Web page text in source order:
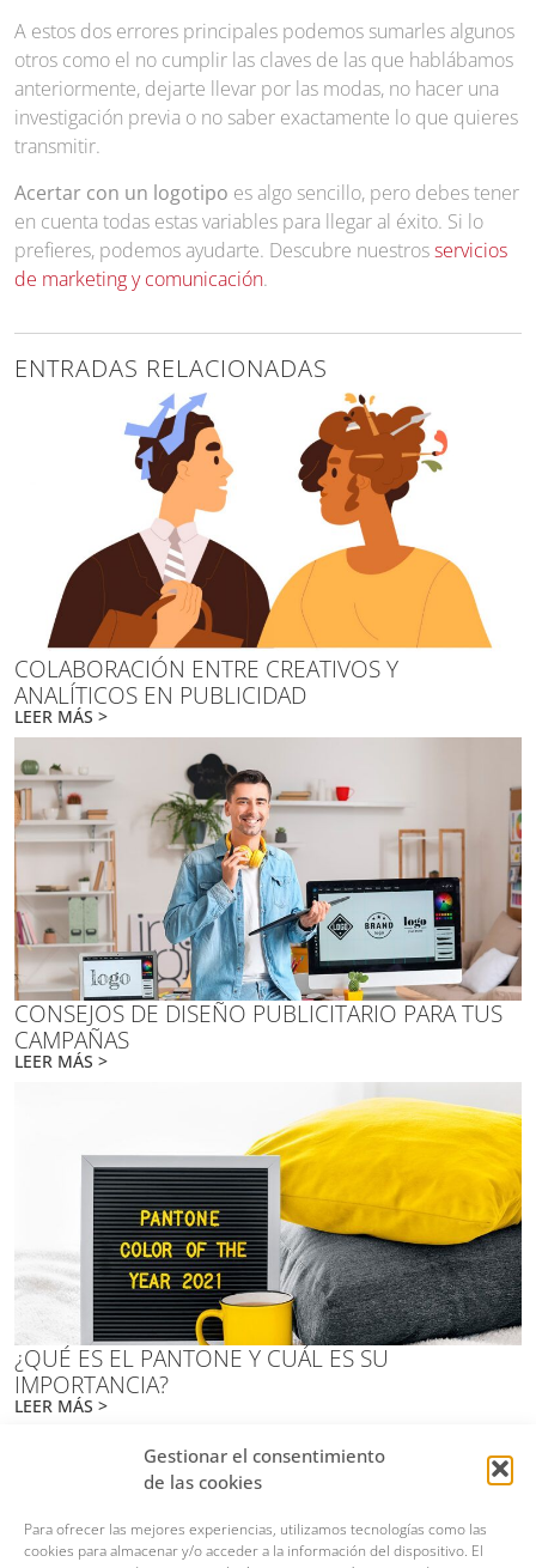
Gestionar el consentimiento
de las cookies
Para ofrecer las mejores experiencias, utilizamos tecnologías como las
cookies para almacenar y/o acceder a la información del dispositivo. El
A estos dos errores principales podemos sumarles algunos
otros como el no cumplir las claves de las que hablábamos
anteriormente, dejarte llevar por las modas, no hacer una
investigación previa o no saber exactamente lo que quieres
transmitir.
Acertar con un logotipo es algo sencillo, pero debes tener
en cuenta todas estas variables para llegar al éxito. Si lo
prefieres, podemos ayudarte. Descubre nuestrosservicios
de marketing y comunicación.
ENTRADAS RELACIONADAS
COLABORACIÓN ENTRE CREATIVOS Y
ANALÍTICOS EN PUBLICIDAD
LEER MÁS >
CONSEJOS DE DISEÑO PUBLICITARIO PARA TUS
CAMPAÑAS
LEER MÁS >
¿QUÉ ES EL PANTONE Y CUÁL ES SU
IMPORTANCIA?
LEER MÁS >
Calle Teresita González Quevedo, 15, 28020, Madrid
679 00 88 74